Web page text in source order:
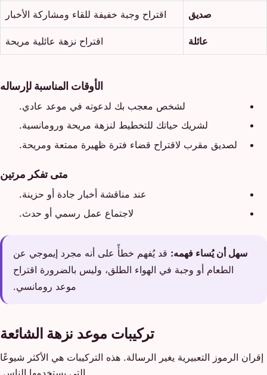
صديق اقتراح وجبة خفيفة للقاء ومشاركة الأخبار
عائلة اقتراح نزهة عائلية مريحة
الأوقات المناسبة لإرساله
لشخص معجب بك لدعوته في موعد عادي.
لشريك حياتك للتخطيط لنزهة مريحة ورومانسية.
لصديق مقرب لاقتراح قضاء فترة ظهيرة ممتعة ومريحة.
متى تفكر مرتين
عند مناقشة أخبار جادة أو حزينة.
لاجتماع عمل رسمي أو حدث.
سهل أن يُساء فهمه: قد يُفهم خطأً على أنه مجرد إيموجي عن
الطعام أو وجبة في الهواء الطلق، وليس بالضرورة اقتراح
موعد رومانسي.
تركيبات موعد نزهة الشائعة
إقران الرموز التعبيرية يغير الرسالة. هذه التركيبات هي الأكثر شيوعًا